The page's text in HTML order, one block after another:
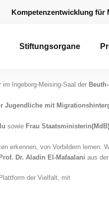
Kompetenzentwicklung für
Stiftungsorgane
im Ingeborg-Meising-Saal der
Jugendliche mit
sowie Frau
erkennen, von Vorbildern
Dr. Aladin El-Mafaalani aus
der Vielfalt, mit